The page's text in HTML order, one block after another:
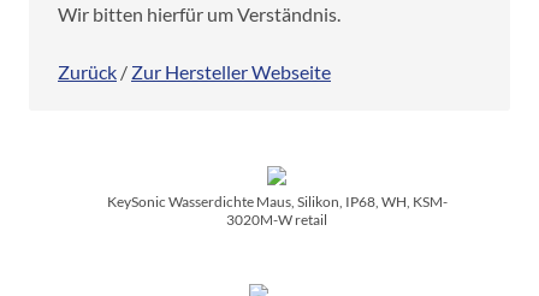
Wir bitten hierfür um Verständnis.
Zurück / Zur Hersteller Webseite
KeySonic Wasserdichte Maus, Silikon, IP68, WH, KSM-
3020M-W retail